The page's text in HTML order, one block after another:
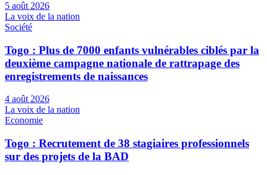
5 août 2026
La voix de la nation
Société
Togo : Plus de 7000 enfants vulnérables ciblés par la
deuxième campagne nationale de rattrapage des
enregistrements de naissances
4 août 2026
La voix de la nation
Economie
Togo : Recrutement de 38 stagiaires professionnels
sur des projets de la BAD